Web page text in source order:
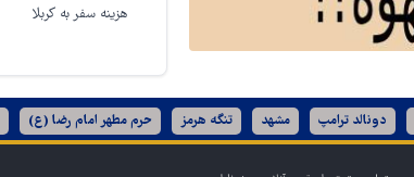
هزینه سفر به کربلا
دونالد ترامپ مشهد تنگه هرمز حرم مطهر امام رضا (ع)